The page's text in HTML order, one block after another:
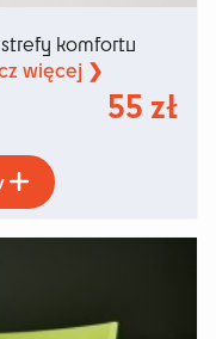
komfortu
więcej ❯
55 zł